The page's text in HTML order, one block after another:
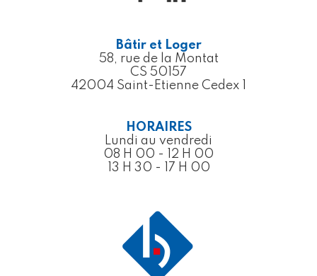
Bâtir et Loger
58, rue de la Montat
CS 50157
42004 Saint-Etienne Cedex 1
HORAIRES
Lundi au vendredi
08 H 00 - 12 H 00
13 H 30 - 17 H 00